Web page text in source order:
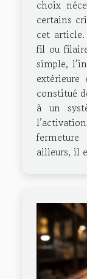
choix
certains
cet
fil ou
simple,
constitué
à un
ailleurs, il